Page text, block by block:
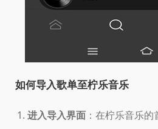
如何导入歌单至柠乐音乐
进入导入界面 ：在柠乐音乐的